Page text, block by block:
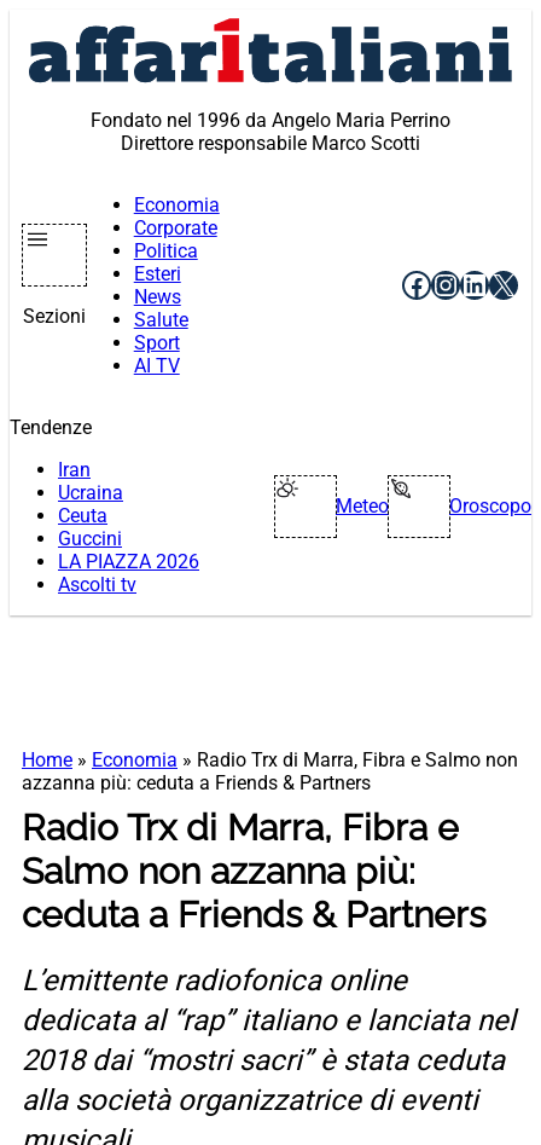
contenuto
Fondato nel 1996 da Angelo Maria Perrino
Direttore responsabile Marco Scotti
Sezioni
Economia
Corporate
Politica
Esteri
News
Salute
Sport
AI TV
Facebook
X
Tendenze
Iran
Ucraina
Ceuta
Guccini
LA PIAZZA 2026
Ascolti tv
Meteo Oroscopo
Home » Economia » Radio Trx di Marra, Fibra e Salmo non
azzanna più: ceduta a Friends & Partners
Radio Trx di Marra, Fibra e
Salmo non azzanna più:
ceduta a Friends & Partners
L’emittente radiofonica online
dedicata al “rap” italiano e lanciata nel
2018 dai “mostri sacri” è stata ceduta
alla società organizzatrice di eventi